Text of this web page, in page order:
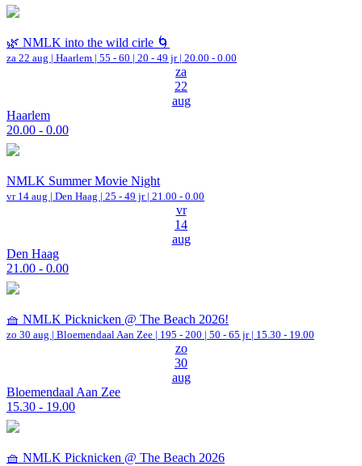
🌿 NMLK into the wild cirle 🌀
za 22 aug | Haarlem | 55 - 60 | 20 - 49 jr | 20.00 - 0.00
za
22
aug
Haarlem
20.00 - 0.00
NMLK Summer Movie Night
vr 14 aug | Den Haag | 25 - 49 jr | 21.00 - 0.00
vr
14
aug
Den Haag
21.00 - 0.00
🧺 NMLK Picknicken @ The Beach 2026!
zo 30 aug | Bloemendaal Aan Zee | 195 - 200 | 50 - 65 jr | 15.30 - 19.00
zo
30
aug
Bloemendaal Aan Zee
15.30 - 19.00
🧺 NMLK Picknicken @ The Beach 2026